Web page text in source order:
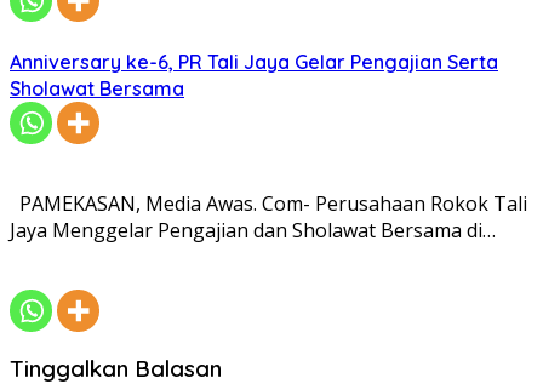
Anniversary ke-6, PR Tali Jaya Gelar Pengajian Serta
Sholawat Bersama
PAMEKASAN, Media Awas. Com- Perusahaan Rokok Tali
Jaya Menggelar Pengajian dan Sholawat Bersama di…
Tinggalkan Balasan